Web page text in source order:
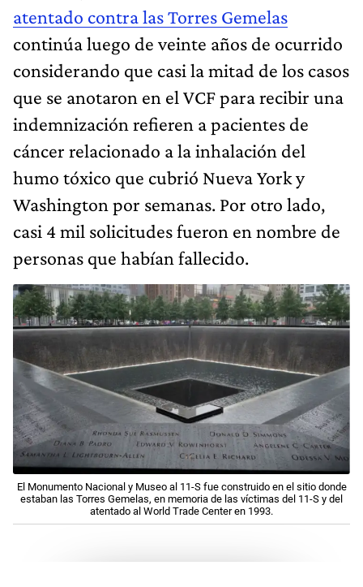
atentado contra las Torres Gemelas
continúa luego de veinte años de ocurrido
considerando que casi la mitad de los casos
que se anotaron en el VCF para recibir una
indemnización refieren a pacientes de
cáncer relacionado a la inhalación del
humo tóxico que cubrió Nueva York y
Washington por semanas. Por otro lado,
casi 4 mil solicitudes fueron en nombre de
personas que habían fallecido.
El Monumento Nacional y Museo al 11-S fue construido en el sitio donde
estaban las Torres Gemelas, en memoria de las víctimas del 11-S y del
atentado al World Trade Center en 1993.